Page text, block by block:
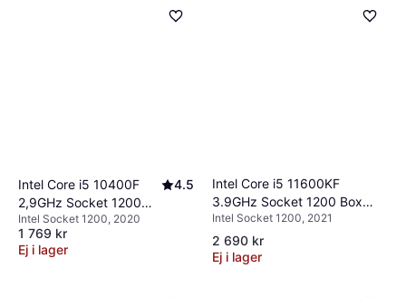
Intel Core i5 10400F
2,9GHz Socket 1200
Box
4.5
Intel Socket 1200, 2020
1 769 kr
Ej i lager
Intel Core i5 11600KF
3.9GHz Socket 1200 Box
without Cooler
Intel Socket 1200, 2021
2 690 kr
Ej i lager
på kompatibilitet med ditt moderkort.
Kontrollera recensioner och benchmark-tester